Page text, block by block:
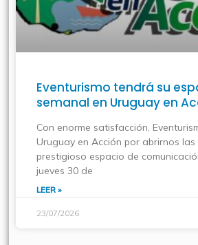
Eventurismo tendrá su
semanal en Uruguay en
Con enorme satisfacción,
Uruguay en Acción por abrirnos
prestigioso espacio de
jueves 30 de
LEER »
23/07/2026